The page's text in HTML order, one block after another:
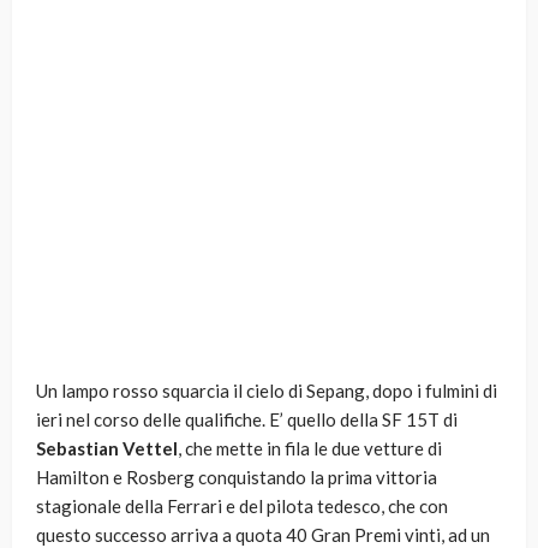
Un lampo rosso squarcia il cielo di Sepang, dopo i fulmini di
ieri nel corso delle qualifiche. E’ quello della SF 15T di
Sebastian Vettel, che mette in fila le due vetture di
Hamilton e Rosberg conquistando la prima vittoria
stagionale della Ferrari e del pilota tedesco, che con
questo successo arriva a quota 40 Gran Premi vinti, ad un